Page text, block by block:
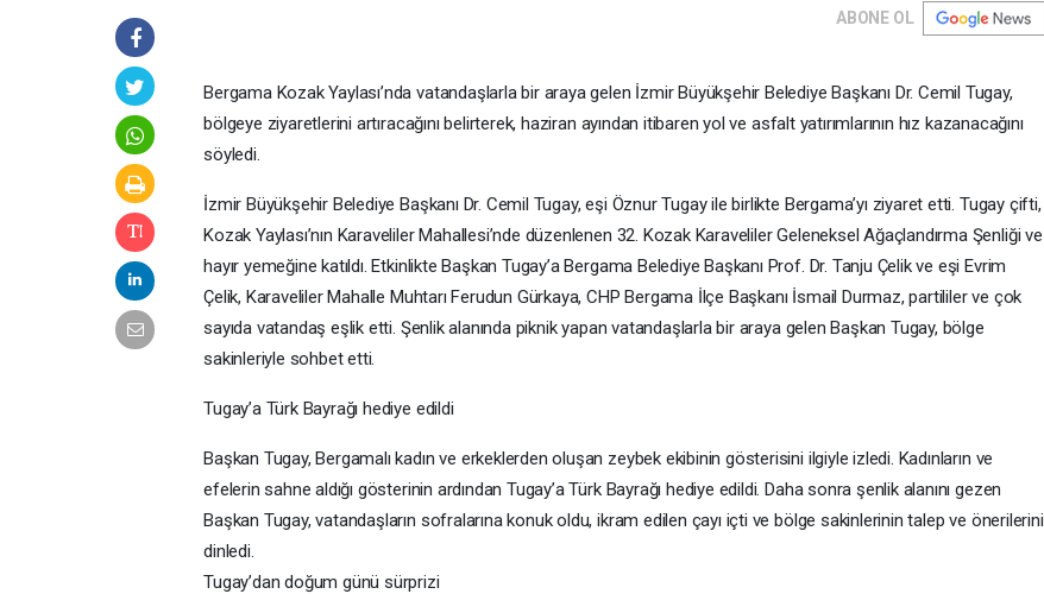
ABONE OL
Bergama Kozak Yaylası’nda vatandaşlarla bir araya gelen İzmir Büyükşehir Belediye Başkanı Dr. Cemil Tugay,
bölgeye ziyaretlerini artıracağını belirterek, haziran ayından itibaren yol ve asfalt yatırımlarının hız kazanacağını
söyledi.
İzmir Büyükşehir Belediye Başkanı Dr. Cemil Tugay, eşi Öznur Tugay ile birlikte Bergama’yı ziyaret etti. Tugay çifti,
Kozak Yaylası’nın Karaveliler Mahallesi’nde düzenlenen 32. Kozak Karaveliler Geleneksel Ağaçlandırma Şenliği ve
hayır yemeğine katıldı. Etkinlikte Başkan Tugay’a Bergama Belediye Başkanı Prof. Dr. Tanju Çelik ve eşi Evrim
Çelik, Karaveliler Mahalle Muhtarı Ferudun Gürkaya, CHP Bergama İlçe Başkanı İsmail Durmaz, partililer ve çok
sayıda vatandaş eşlik etti. Şenlik alanında piknik yapan vatandaşlarla bir araya gelen Başkan Tugay, bölge
sakinleriyle sohbet etti.
Tugay’a Türk Bayrağı hediye edildi
Başkan Tugay, Bergamalı kadın ve erkeklerden oluşan zeybek ekibinin gösterisini ilgiyle izledi. Kadınların ve
efelerin sahne aldığı gösterinin ardından Tugay’a Türk Bayrağı hediye edildi. Daha sonra şenlik alanını gezen
Başkan Tugay, vatandaşların sofralarına konuk oldu, ikram edilen çayı içti ve bölge sakinlerinin talep ve önerilerini
dinledi.
Tugay’dan doğum günü sürprizi